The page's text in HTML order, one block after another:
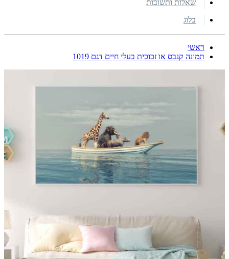
שאלות ותשובות
בלוג
ראשי
תמונה קנבס או זכוכית בעלי חיים דגם 1019